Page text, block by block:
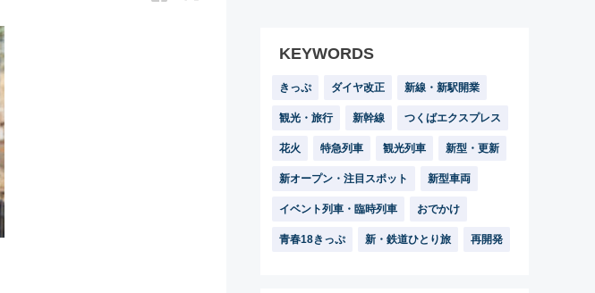
KEYWORDS
きっぷ ダイヤ改正 新線・新駅開業
観光・旅行 新幹線 つくばエクスプレス
花火 特急列車 観光列車 新型・更新
新オープン・注目スポット 新型車両
イベント列車・臨時列車 おでかけ
青春18きっぷ 新・鉄道ひとり旅 再開発